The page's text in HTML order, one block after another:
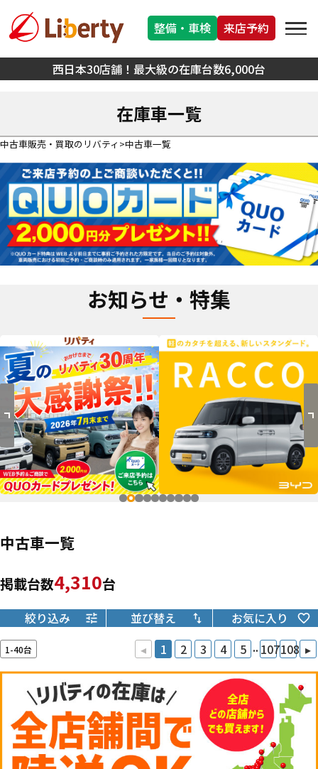
西日本30店舗！最大級の在庫台数6,000台
整備・車検 来店予約
在庫車一覧
中古車販売・買取のリバティ 中古車一覧
お知らせ・特集
中古車一覧
掲載台数4,310台
絞り込み 並び替え お気に入り
1-40台 ◂ 1 2 3 4 5 .. 107108 ▸